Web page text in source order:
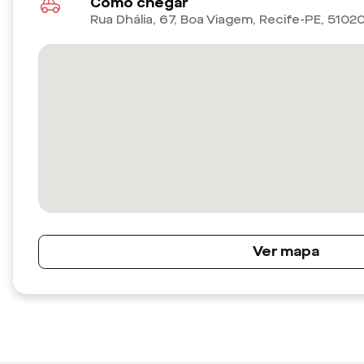
Rua Dhália, 67, Boa Viagem, Recife-PE,
Ver mapa